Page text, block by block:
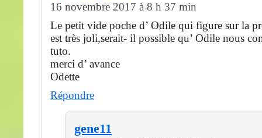
16 novembre 2017 à 8 h 37 min
Le petit vide poche d’ Odile qui figure sur la
est très joli,serait- il possible qu’ Odile nous
tuto.
merci d’ avance
Odette
Répondre
gene11